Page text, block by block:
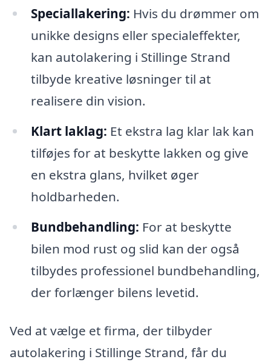
Speciallakering: Hvis du drømmer om
unikke designs eller specialeffekter,
kan autolakering i Stillinge Strand
tilbyde kreative løsninger til at
realisere din vision.
Klart laklag: Et ekstra lag klar lak kan
tilføjes for at beskytte lakken og give
en ekstra glans, hvilket øger
holdbarheden.
Bundbehandling: For at beskytte
bilen mod rust og slid kan der også
tilbydes professionel bundbehandling,
der forlænger bilens levetid.
Ved at vælge et firma, der tilbyder
autolakering i Stillinge Strand, får du